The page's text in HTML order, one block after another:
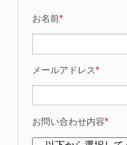
お名前*
メールアドレス*
お問い合わせ内容*